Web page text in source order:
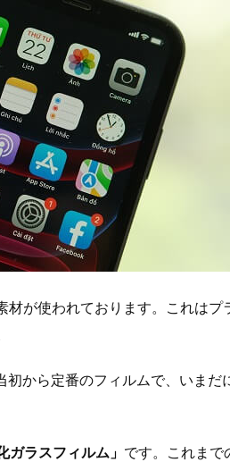
材が使われております。これはプ
から定番のフィルムで、いまだ
ガラスフィルム」 です。これまで